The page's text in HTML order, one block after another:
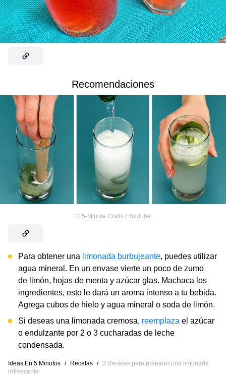
Recomendaciones
© 5-Minute Crafts / Youtube
Para obtener una limonada burbujeante, puedes utilizar
agua mineral. En un envase vierte un poco de zumo
de limón, hojas de menta y azúcar glas. Machaca los
ingredientes, esto le dará un aroma intenso a tu bebida.
Agrega cubos de hielo y agua mineral o soda de limón.
Si deseas una limonada cremosa, reemplaza el azúcar
o endulzante por 2 o 3 cucharadas de leche
condensada.
Ideas En 5 Minutos / Recetas / 3 Recetas para preparar una limonada
refrescante